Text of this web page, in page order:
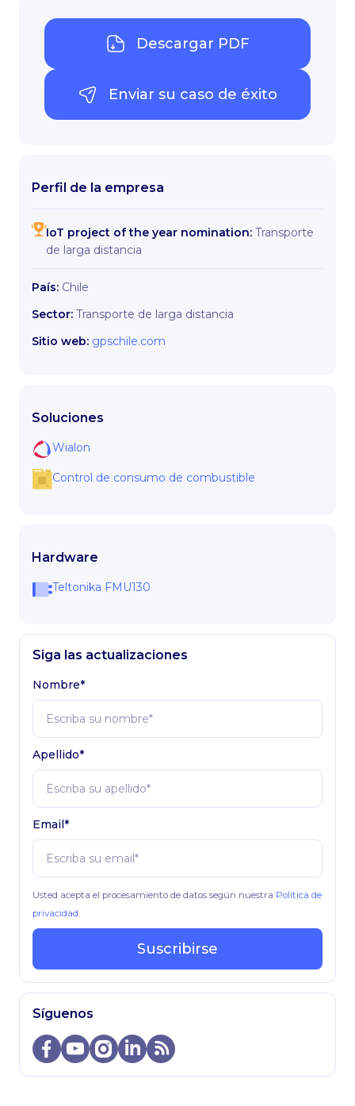
Descargar PDF
Enviar su caso de éxito
Perfil de la empresa
IoT project of the year nomination: Transporte
de larga distancia
País: Chile
Sector: Transporte de larga distancia
Sitio web: gpschile.com
Soluciones
Wialon
Control de consumo de combustible
Hardware
Teltonika FMU130
Siga las actualizaciones
Nombre*
Apellido*
Email*
Usted acepta el procesamiento de datos según nuestra Política de
privacidad.
Suscribirse
Síguenos